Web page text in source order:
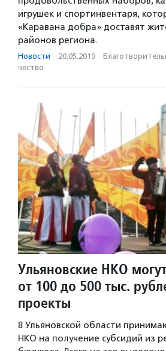
игрушек и спортинвентаря,
«Каравана добра» доставят
районов региона.
Новости · 20.05.2019 ·
чест­во
Ульяновские НКО
от 100 до 500 тыс.
проекты
В Ульяновской области
НКО на получение субсидий из